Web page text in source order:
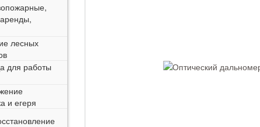
лесных
для работы
и егеря